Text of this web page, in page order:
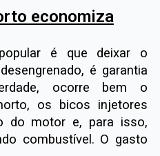
economiza
é que deixar o
é garantia
ocorre bem o
os bicos injetores
do motor e, para isso,
combustível. O gasto